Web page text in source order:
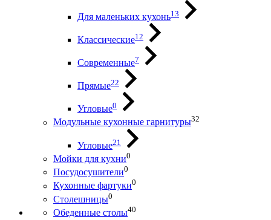
Для маленьких кухонь13
Классические12
Современные7
Прямые22
Угловые0
Модульные кухонные гарнитуры32
Угловые21
Мойки для кухни0
Посудосушители0
Кухонные фартуки0
Столешницы0
Обеденные столы40